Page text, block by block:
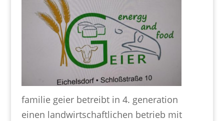
familie geier betreibt in 4. generation
einen landwirtschaftlichen betrieb mit